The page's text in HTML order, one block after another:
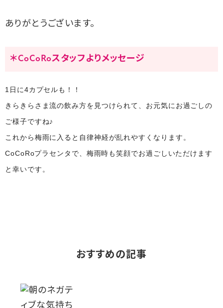
ありがとうございます。
＊CoCoRoスタッフよりメッセージ
1日に4カプセルも！！
きらきらさま流の飲み方を見つけられて、お元気にお過ごしの
ご様子ですね♪
これから梅雨に入ると自律神経が乱れやすくなります。
CoCoRoプラセンタで、梅雨時も笑顔でお過ごしいただけます
と幸いです。
おすすめの記事